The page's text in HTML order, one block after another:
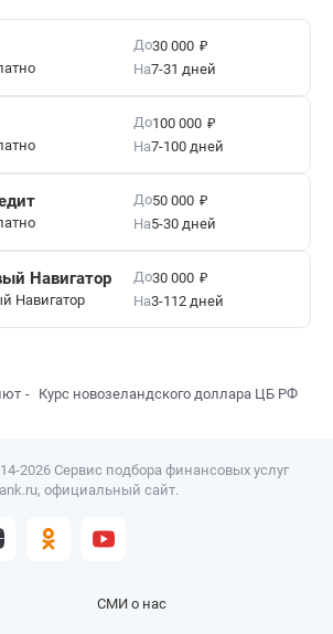
До30 000 ₽
На7-31 дней
До100 000 ₽
На7-100 дней
До50 000 ₽
На5-30 дней
Навигатор
Навигатор
До30 000 ₽
На3-112 дней
Курс новозеландского доллара ЦБ РФ
2026 Сервис подбора финансовых услуг
официальный сайт.
СМИ о нас